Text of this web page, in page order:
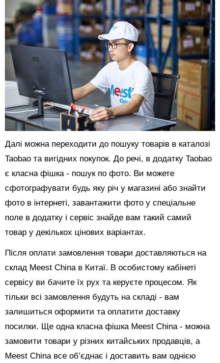
Далі можна переходити до пошуку товарів в каталозі
Taobao та вигідних покупок. До речі, в додатку Taobao
є класна фішка - пошук по фото. Ви можете
сфотографувати будь яку річ у магазині або знайти
фото в інтернеті, завантажити фото у спеціальне
поле в додатку і сервіс знайде вам такий самий
товар у декількох цінових варіантах.
Після оплати замовлення товари доставляються на
склад Meest China в Китаї. В особистому кабінеті
сервісу ви бачите їх рух та керуєте процесом. Як
тільки всі замовлення будуть на складі - вам
залишиться оформити та оплатити доставку
посилки. Ще одна класна фішка Meest China - можна
замовити товари у різних китайських продавців, а
Meest China все об’єднає і доставить вам однією